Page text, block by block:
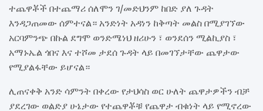
ተጨዋቾች በተጨማሪ ሰለሞን ገ/መድህንም ከበድ ያለ ጉዳት
እንዳጋጠመው ሰምተናል። አንድነት አዳነን ከቅጣት መልስ በሚያገኘው
አርባምንጭ በኩል ደግሞ ወንድሜነህ ዘሪሁን ፣ ወንደሰን ሚልኪያስ ፣
አማኑኤል ጎበና እና ተሾመ ታደሰ ጉዳት ላይ በመገኘታቸው ጨዋታው
የሚያልፋቸው ይሆናል።
ሊጠናቀቅ አንድ ሳምንት በቀረው የታህሳስ ወር ሁለት ጨዋታዎችን ብቻ
ያደረገው ወልድያ ሁኔታው የተጨዋቾቹ የጨዋታ ብቁነት ላይ የሚኖረው